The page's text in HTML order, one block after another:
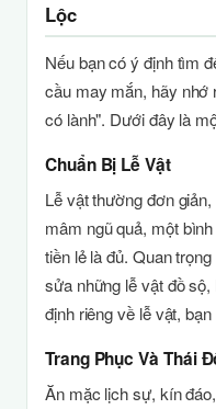
Lộc
Nếu bạn có ý định tìm
cầu may mắn, hãy nhớ
có lành". Dưới đây là
Chuẩn Bị Lễ Vật
Lễ vật thường đơn
mâm ngũ quả, một
tiền lẻ là đủ. Quan
sửa những lễ vật đồ
định riêng về lễ vật,
Trang Phục Và Thái
Ăn mặc lịch sự, kín